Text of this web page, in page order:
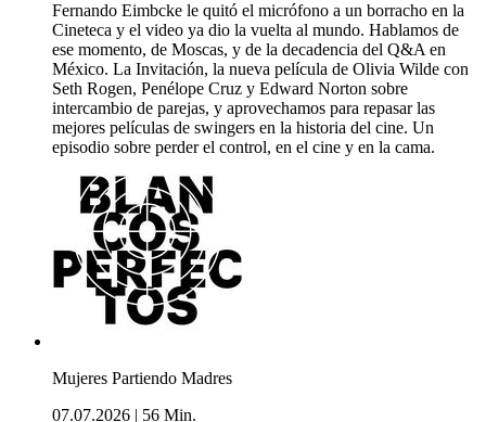
Fernando Eimbcke le quitó el micrófono a un borracho en la
Cineteca y el video ya dio la vuelta al mundo. Hablamos de
ese momento, de Moscas, y de la decadencia del Q&A en
México. La Invitación, la nueva película de Olivia Wilde con
Seth Rogen, Penélope Cruz y Edward Norton sobre
intercambio de parejas, y aprovechamos para repasar las
mejores películas de swingers en la historia del cine. Un
episodio sobre perder el control, en el cine y en la cama.
Mujeres Partiendo Madres
07.07.2026
56 Min.